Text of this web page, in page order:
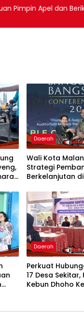
Pimpin Apel dan
Daerah
Wali Kota
Strategi
Berkelanjutan
Daerah
Perkuat
17 Desa Sekitar,
Kebun Dhoho